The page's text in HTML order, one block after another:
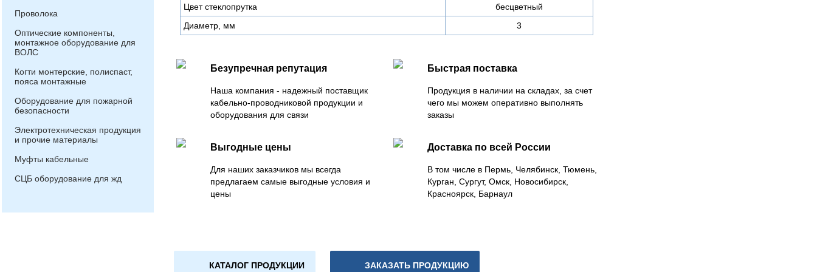
Проволока
Оптические компоненты,
монтажное оборудование для
ВОЛС
Когти монтерские, полиспаст,
пояса монтажные
Оборудование для пожарной
безопасности
Электротехническая продукция
и прочие материалы
Муфты кабельные
СЦБ оборудование для жд
Цвет стеклопрутка
бесцветный
Диаметр, мм
3
Безупречная репутация
Наша компания - надежный поставщик
кабельно-проводниковой продукции и
оборудования для связи
Быстрая поставка
Продукция в наличии на складах, за счет
чего мы можем оперативно выполнять
заказы
Выгодные цены
Для наших заказчиков мы всегда
предлагаем самые выгодные условия и
цены
Доставка по всей России
В том числе в Пермь, Челябинск, Тюмень,
Курган, Сургут, Омск, Новосибирск,
Красноярск, Барнаул
КАТАЛОГ ПРОДУКЦИИ ЗАКАЗАТЬ ПРОДУКЦИЮ